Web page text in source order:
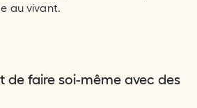
au vivant.
de faire soi-même avec des